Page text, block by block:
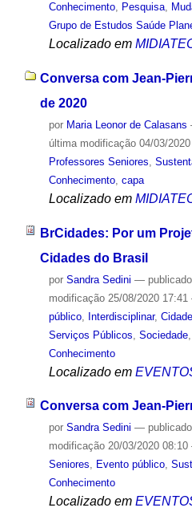
Conhecimento, Pesquisa,
Grupo de Estudos Saúde
Localizado em
Conversa com Jean-
de 2020
por Maria Leonor de Calasans
última modificação04/03/2020
Professores Seniores,
Conhecimento, capa
Localizado em
BrCidades: Por um
Cidades do Brasil
por Sandra Sedini — publicado
modificação25/08/2020 17:41
público, Interdisciplinar,
Serviços Públicos Sociedade,
Conhecimento
Localizado em
Conversa com Jean-
por Sandra Sedini — publicado
modificação20/03/2020 08:10
Seniores, Evento público,
Conhecimento
Localizado em